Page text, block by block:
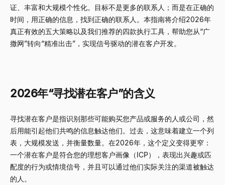
证、丰富和大规模个性化。目标不是更多的联系人；而是在正确的
时间，用正确的信息，找到正确的联系人。本指南将介绍2026年
真正有效的五大策略以及我们推荐的四款执行工具，帮助您从“广
撒网”转向“精准出击”，实现信号驱动的潜在客户开发。
2026年“寻找潜在客户”的含义
寻找潜在客户是指识别那些可能购买您产品或服务的人或公司，然
后用能引起他们共鸣的信息触达他们。过去，这意味着建立一个列
表，大规模发送，并衡量数量。在2026年，这个定义变得更窄：
一个潜在客户是符合您的理想客户画像（ICP），表现出兴趣或匹
配度的行为或情境信号，并且可以通过他们实际关注的渠道被触达
的人。